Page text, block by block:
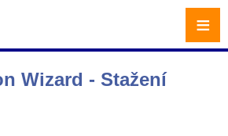
Wizard - Stažení
≡